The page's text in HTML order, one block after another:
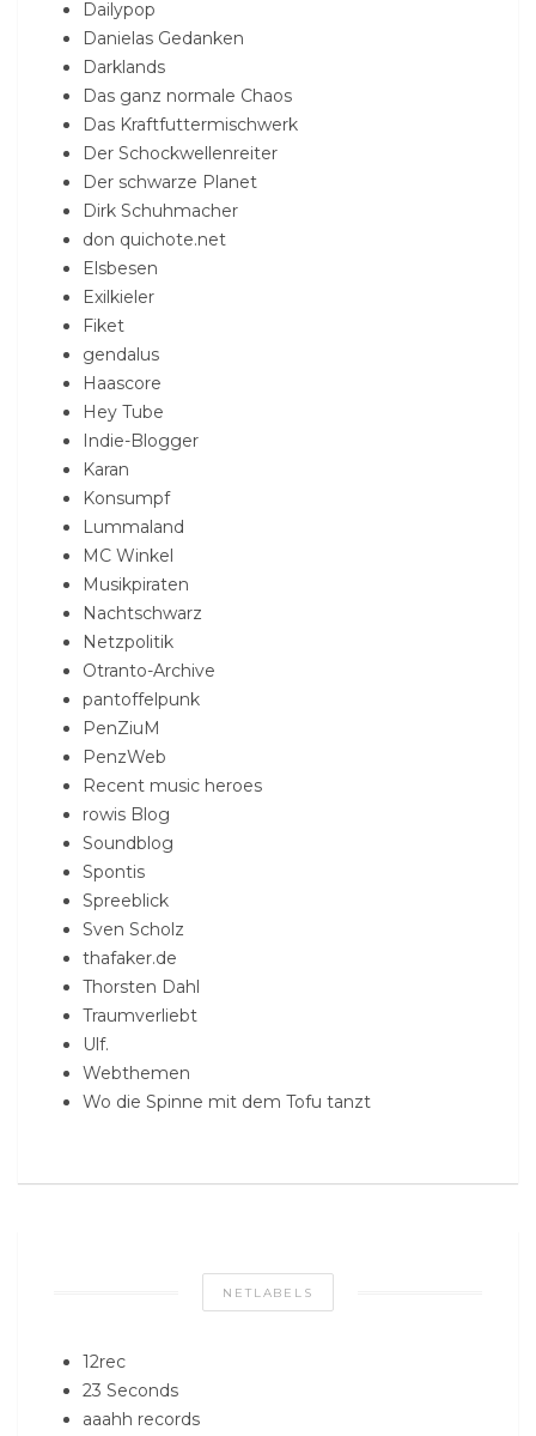
Dailypop
Danielas Gedanken
Darklands
Das ganz normale Chaos
Das Kraftfuttermischwerk
Der Schockwellenreiter
Der schwarze Planet
Dirk Schuhmacher
don quichote.net
Elsbesen
Exilkieler
Fiket
gendalus
Haascore
Hey Tube
Indie-Blogger
Karan
Konsumpf
Lummaland
MC Winkel
Musikpiraten
Nachtschwarz
Netzpolitik
Otranto-Archive
pantoffelpunk
PenZiuM
PenzWeb
Recent music heroes
rowis Blog
Soundblog
Spontis
Spreeblick
Sven Scholz
thafaker.de
Thorsten Dahl
Traumverliebt
Ulf.
Webthemen
Wo die Spinne mit dem Tofu tanzt
NETLABELS
12rec
23 Seconds
aaahh records